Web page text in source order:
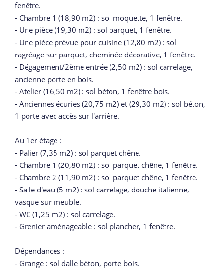
fenêtre.
- Chambre 1 (18,90 m2) : sol moquette, 1 fenêtre.
- Une pièce (19,30 m2) : sol parquet, 1 fenêtre.
- Une pièce prévue pour cuisine (12,80 m2) : sol
ragréage sur parquet, cheminée décorative, 1 fenêtre.
- Dégagement/2ème entrée (2,50 m2) : sol carrelage,
ancienne porte en bois.
- Atelier (16,50 m2) : sol béton, 1 fenêtre bois.
- Anciennes écuries (20,75 m2) et (29,30 m2) : sol béton,
1 porte avec accès sur l'arrière.
Au 1er étage :
- Palier (7,35 m2) : sol parquet chêne.
- Chambre 1 (20,80 m2) : sol parquet chêne, 1 fenêtre.
- Chambre 2 (11,90 m2) : sol parquet chêne, 1 fenêtre.
- Salle d'eau (5 m2) : sol carrelage, douche italienne,
vasque sur meuble.
- WC (1,25 m2) : sol carrelage.
- Grenier aménageable : sol plancher, 1 fenêtre.
Dépendances :
- Grange : sol dalle béton, porte bois.